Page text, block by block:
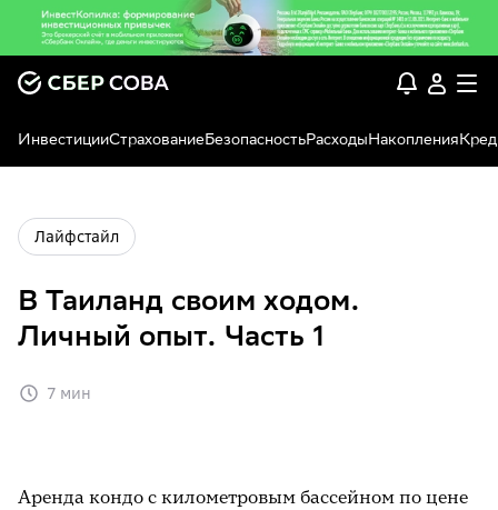
ИнвестицииСтрахованиеБезопасностьРасходыНакопления
Лайфстайл
В Таиланд своим ходом.
Личный опыт. Часть 1
7 мин
Аренда кондо с километровым бассейном по цене